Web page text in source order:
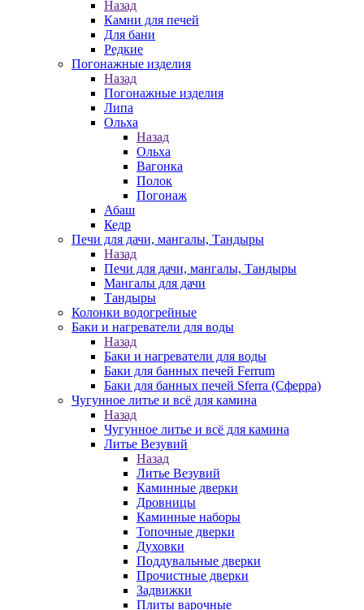
Назад
Камни для печей
Для бани
Редкие
Погонажные изделия
Назад
Погонажные изделия
Липа
Ольха
Назад
Ольха
Вагонка
Полок
Погонаж
Абаш
Кедр
Печи для дачи, мангалы, Тандыры
Назад
Печи для дачи, мангалы, Тандыры
Мангалы для дачи
Тандыры
Колонки водогрейные
Баки и нагреватели для воды
Назад
Баки и нагреватели для воды
Баки для банных печей Ferrum
Баки для банных печей Sferra (Сферра)
Чугунное литье и всё для камина
Назад
Чугунное литье и всё для камина
Литье Везувий
Назад
Литье Везувий
Каминные дверки
Дровницы
Каминные наборы
Топочные дверки
Духовки
Поддувальные дверки
Прочистные дверки
Задвижки
Плиты варочные